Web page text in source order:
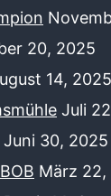
20, 2025
14, 2025
Juli
Juni 30, 2025
März 22,